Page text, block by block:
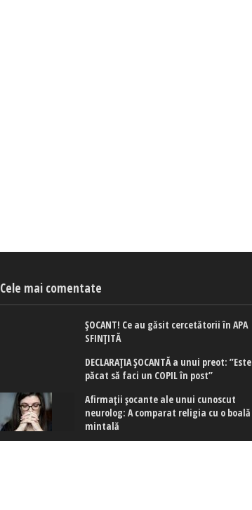
Cele mai comentate
ȘOCANT! Ce au găsit cercetătorii în APA
SFINȚITĂ
DECLARAȚIA ȘOCANTĂ a unui preot: ”Este
păcat să faci un COPIL în post”
Afirmaţii şocante ale unui cunoscut
neurolog: A comparat religia cu o boală
mintală